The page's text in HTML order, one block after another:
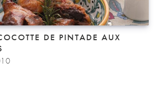
DE PINTADE AUX